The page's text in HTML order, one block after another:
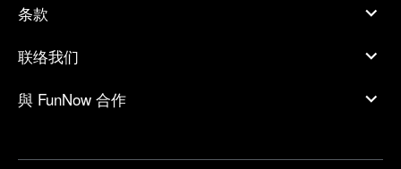
条款
联络我们
與 FunNow 合作